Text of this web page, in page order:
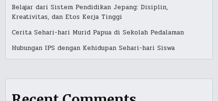
Belajar dari Sistem Pendidikan Jepang: Disiplin,
Kreativitas, dan Etos Kerja Tinggi
Cerita Sehari-hari Murid Papua di Sekolah Pedalaman
Hubungan IPS dengan Kehidupan Sehari-hari Siswa